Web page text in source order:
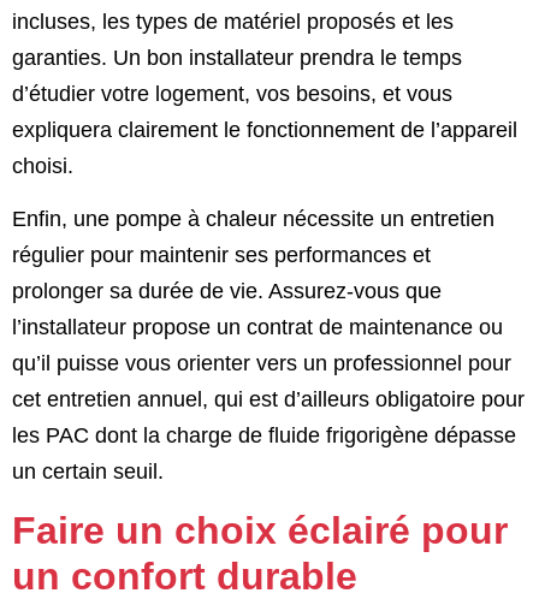
incluses, les types de matériel proposés et les
garanties. Un bon installateur prendra le temps
d’étudier votre logement, vos besoins, et vous
expliquera clairement le fonctionnement de l’appareil
choisi.
Enfin, une pompe à chaleur nécessite un entretien
régulier pour maintenir ses performances et
prolonger sa durée de vie. Assurez-vous que
l’installateur propose un contrat de maintenance ou
qu’il puisse vous orienter vers un professionnel pour
cet entretien annuel, qui est d’ailleurs obligatoire pour
les PAC dont la charge de fluide frigorigène dépasse
un certain seuil.
Faire un choix éclairé pour
un confort durable